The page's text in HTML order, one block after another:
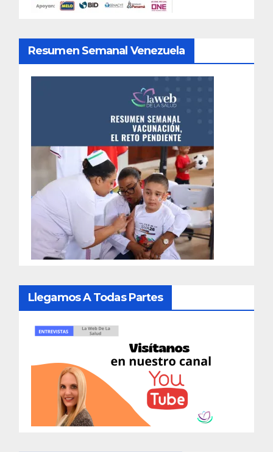
Resumen Semanal Venezuela
Llegamos A Todas Partes